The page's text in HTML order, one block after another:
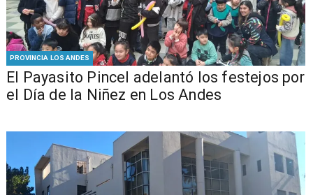
PROVINCIA LOS ANDES
El Payasito Pincel adelantó los festejos por
el Día de la Niñez en Los Andes